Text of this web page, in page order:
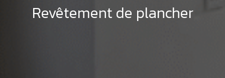
Revêtement de plancher